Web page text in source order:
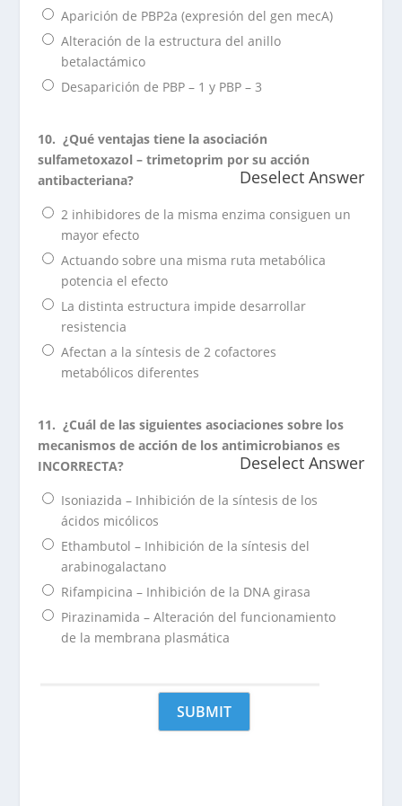
Aparición de PBP2a (expresión del gen mecA)
Alteración de la estructura del anillo
betalactámico
Desaparición de PBP – 1 y PBP – 3
10. ¿Qué ventajas tiene la asociación
sulfametoxazol – trimetoprim por su acción
antibacteriana?
Deselect Answer
2 inhibidores de la misma enzima consiguen un
mayor efecto
Actuando sobre una misma ruta metabólica
potencia el efecto
La distinta estructura impide desarrollar
resistencia
Afectan a la síntesis de 2 cofactores
metabólicos diferentes
11. ¿Cuál de las siguientes asociaciones sobre los
mecanismos de acción de los antimicrobianos es
INCORRECTA?
Deselect Answer
Isoniazida – Inhibición de la síntesis de los
ácidos micólicos
Ethambutol – Inhibición de la síntesis del
arabinogalactano
Rifampicina – Inhibición de la DNA girasa
Pirazinamida – Alteración del funcionamiento
de la membrana plasmática